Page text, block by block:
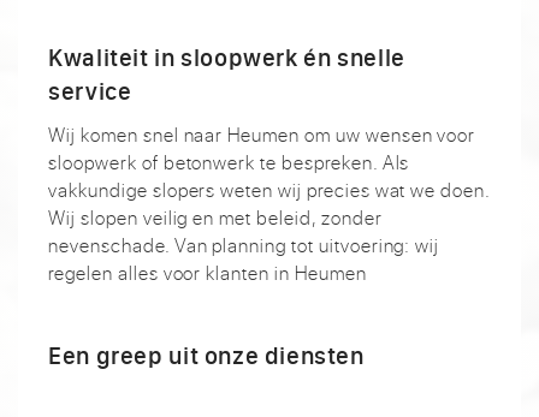
Kwaliteit in sloopwerk én snelle
service
Wij komen snel naar Heumen om uw wensen voor
sloopwerk of betonwerk te bespreken. Als
vakkundige slopers weten wij precies wat we doen.
Wij slopen veilig en met beleid, zonder
nevenschade. Van planning tot uitvoering: wij
regelen alles voor klanten in Heumen
Een greep uit onze diensten